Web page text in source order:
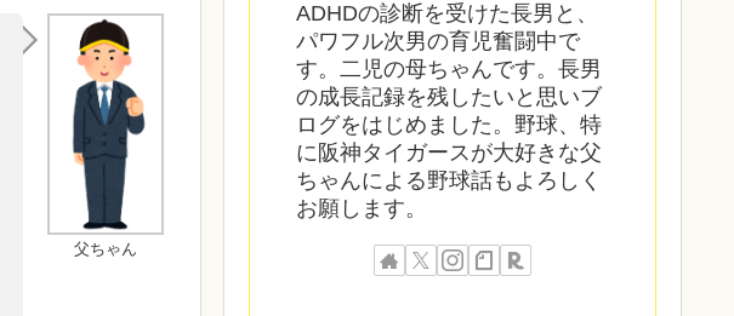
父ちゃん
ADHDの診断を受けた長男と、
パワフル次男の育児奮闘中で
す。二児の母ちゃんです。長男
の成長記録を残したいと思いブ
ログをはじめました。野球、特
に阪神タイガースが大好きな父
ちゃんによる野球話もよろしく
お願します。